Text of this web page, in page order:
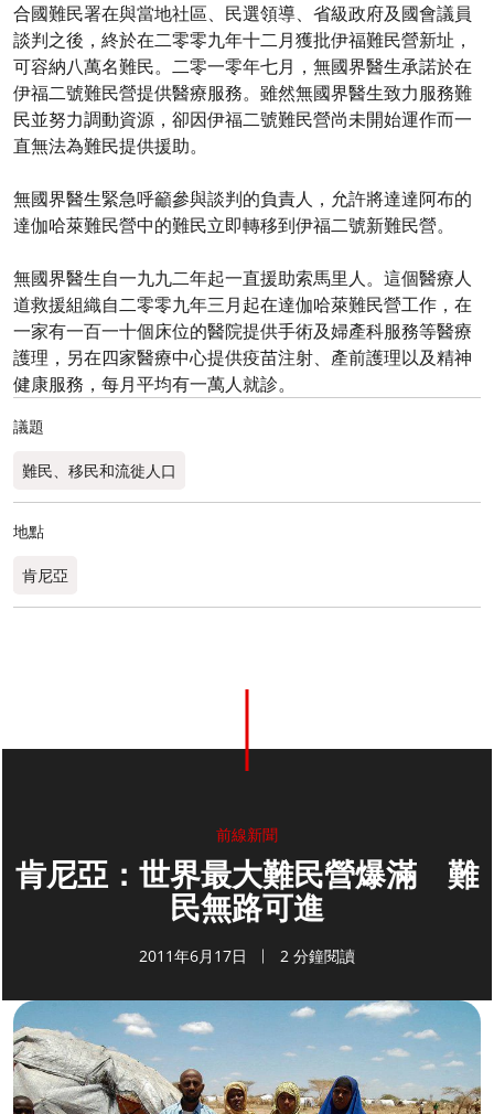
合國難民署在與當地社區、民選領導、省級政府及國會議員
談判之後，終於在二零零九年十二月獲批伊福難民營新址，
可容納八萬名難民。二零一零年七月，無國界醫生承諾於在
伊福二號難民營提供醫療服務。雖然無國界醫生致力服務難
民並努力調動資源，卻因伊福二號難民營尚未開始運作而一
直無法為難民提供援助。
無國界醫生緊急呼籲參與談判的負責人，允許將達達阿布的
達伽哈萊難民營中的難民立即轉移到伊福二號新難民營。
無國界醫生自一九九二年起一直援助索馬里人。這個醫療人
道救援組織自二零零九年三月起在達伽哈萊難民營工作，在
一家有一百一十個床位的醫院提供手術及婦產科服務等醫療
護理，另在四家醫療中心提供疫苗注射、產前護理以及精神
健康服務，每月平均有一萬人就診。
議題
難民、移民和流徙人口
地點
肯尼亞
前線新聞
肯尼亞：世界最大難民營爆滿 難
民無路可進
2011年6月17日 2 分鐘閱讀